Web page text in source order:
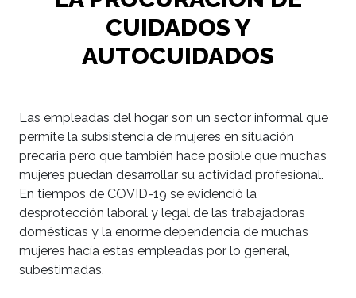
CUIDADOS Y
AUTOCUIDADOS
Las empleadas del hogar son un sector informal que
permite la subsistencia de mujeres en situación
precaria pero que también hace posible que muchas
mujeres puedan desarrollar su actividad profesional.
En tiempos de COVID-19 se evidenció la
desprotección laboral y legal de las trabajadoras
domésticas y la enorme dependencia de muchas
mujeres hacía estas empleadas por lo general,
subestimadas.